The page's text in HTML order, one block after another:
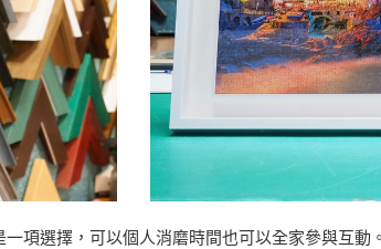
項選擇，可以個人消磨時間也可以全家參與互動